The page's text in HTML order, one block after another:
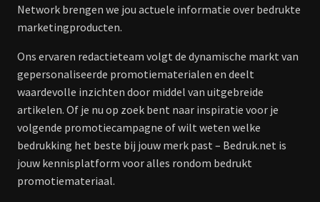
Network brengen we jou actuele informatie over bedrukte
marketingproducten.
Ons ervaren redactieteam volgt de dynamische markt van
gepersonaliseerde promotiematerialen en deelt
waardevolle inzichten door middel van uitgebreide
artikelen. Of je nu op zoek bent naar inspiratie voor je
volgende promotiecampagne of wilt weten welke
bedrukking het beste bij jouw merk past – Bedruk.net is
jouw kennisplatform voor alles rondom bedrukt
promotiemateriaal.